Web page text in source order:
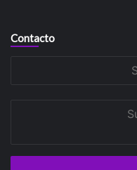
Contacto